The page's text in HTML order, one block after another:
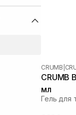
CRUMB
CRUMB
мл
Гель для